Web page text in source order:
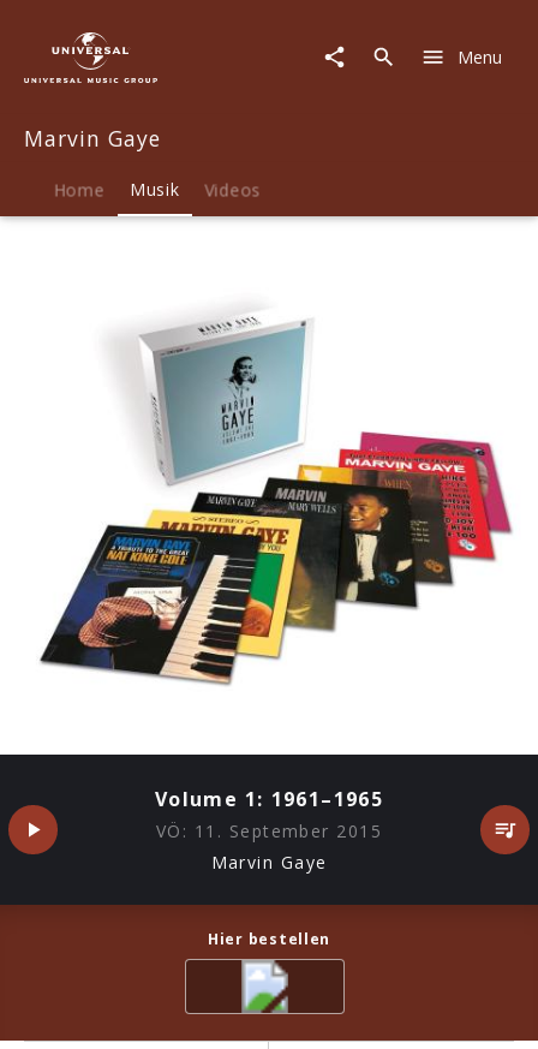
Musik
Volume
1965
Menu
Marvin Gaye
Home Musik Videos
Volume 1: 1961–1965
VÖ: 11. September 2015
Marvin Gaye
Hier bestellen